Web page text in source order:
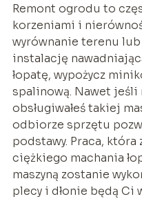
Remont ogrodu to
korzeniami i
wyrównanie terenu
instalację
łopatę, wypożycz
spalinową. Nawet jeśli
obsługiwałeś takiej
odbiorze sprzętu
podstawy. Praca, która
ciężkiego machania
maszyną zostanie
plecy i dłonie będą Ci